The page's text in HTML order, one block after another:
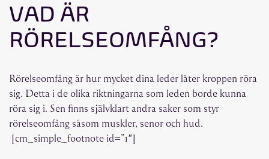
VAD ÄR
RÖRELSEOMFÅNG?
Rörelseomfång är hur mycket dina leder låter kroppen röra
sig. Detta i de olika riktningarna som leden borde kunna
röra sig i. Sen finns självklart andra saker som styr
rörelseomfång såsom muskler, senor och hud.
[cm_simple_footnote id=”1″]